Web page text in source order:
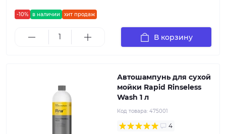
-10% в наличии хит продаж
В корзину
Автошампунь для сухой
мойки Rapid Rinseless
Wash 1 л
Код товара: 475001
4